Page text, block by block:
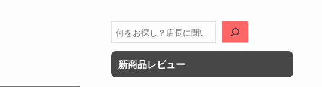
検
索
新商品レビュー